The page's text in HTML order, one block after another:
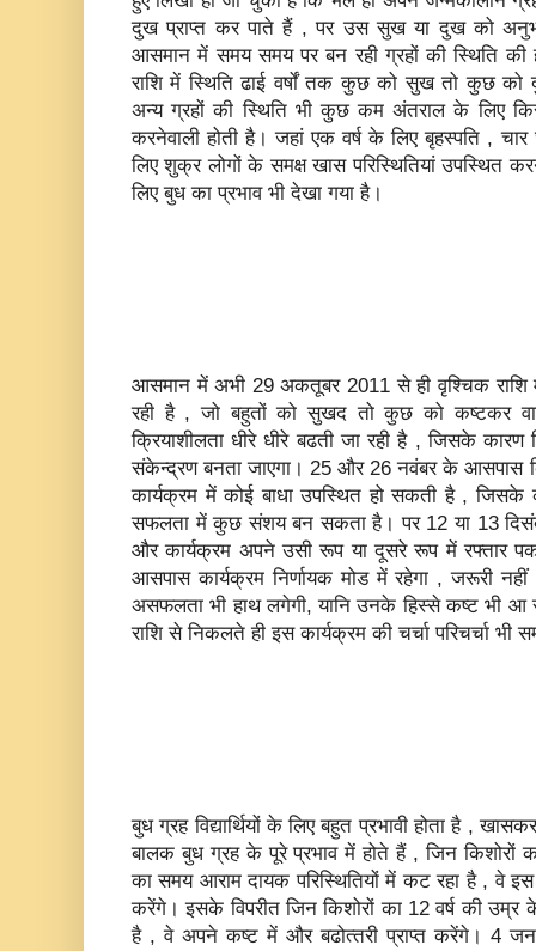
दुख प्राप्‍त कर पाते हैं , पर उस सुख या दुख को
आसमान में समय समय पर बन रही ग्रहों की स्थिति की
राशि में स्थिति ढाई वर्षों तक कुछ को सुख तो कुछ को
अन्‍य ग्रहों की स्थिति भी कुछ कम अंतराल के लिए
करनेवाली होती है। जहां एक वर्ष के लिए बृहस्‍पति ,
लिए शुक्र लोगों के समक्ष खास परिस्थितियां उपस्थित
लिए बुध का प्रभाव भी देखा गया है।
आसमान में अभी 29 अकतूबर 2011 से ही वृश्चिक राशि
रही है , जो बहुतों को सुखद तो कुछ को कष्‍टकर
क्रियाशीलता धीरे धीरे बढती जा रही है , जिसके
संकेन्‍द्रण बनता जाएगा। 25 और 26 नवंबर के आसपास
कार्यक्रम में कोई बाधा उपस्थित हो सकती है ,
सफलता में कुछ संशय बन सकता है। पर 12 या 13
और कार्यक्रम अपने उसी रूप या दूसरे रूप में रफ्तार
आसपास कार्यक्रम निर्णायक मोड में रहेगा , जरूरी
असफलता भी हाथ लगेगी, यानि उनके हिस्‍से कष्‍ट भी
राशि से निकलते ही इस कार्यक्रम की चर्चा परिचर्चा भी
बुध ग्रह विद्यार्थियों के लिए बहुत प्रभावी होता है ,
बालक बुध ग्रह के पूरे प्रभाव में होते हैं , जिन किशोरों
का समय आराम दायक परिस्थितियों में कट रहा है , वे
करेंगे। इसके विपरीत जिन किशोरों का 12 वर्ष की
है , वे अपने कष्‍ट में और बढोत्‍तरी प्राप्‍त करेंगे। 4